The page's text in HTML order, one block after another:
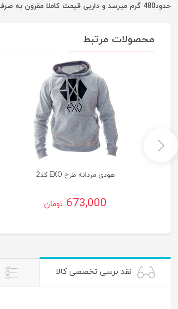
حدود480 گرم میرسد و داریی قیمت کاملا مقرون به صرفه بدون هیچ واسطه ای است که همه این موارد شما را در یک خرید خوب یاری میکند.
محصولات مرتبط
هودی مردانه طرح EXO کد2
673,000 تومان
نقد برسی تخصصی کالا